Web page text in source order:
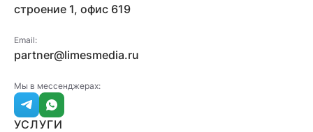
строение 1, офис 619
Email:
partner@limesmedia.ru
Мы в мессенджерах:
УСЛУГИ